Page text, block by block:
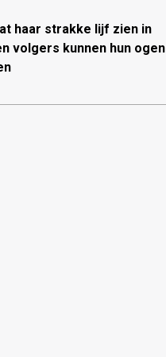
haar strakke lijf zien in
volgers kunnen hun ogen